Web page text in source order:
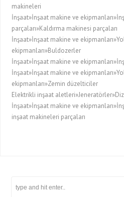
makineleri
İnşaat»İnşaat makine ve
parçaları»Kaldırma makinesi parçaları
İnşaat»İnşaat makine ve
ekipmanları»Buldozerler
İnşaat»İnşaat makine ve
İnşaat»İnşaat makine ve
ekipmanları»Zemin düzelticiler
Elektrikli inşaat
İnşaat»İnşaat makine ve
inşaat makineleri parçaları